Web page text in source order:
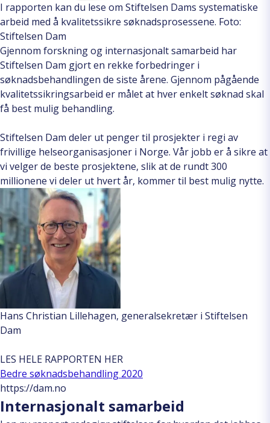
I rapporten kan du lese om Stiftelsen Dams systematiske
arbeid med å kvalitetssikre søknadsprosessene. Foto:
Stiftelsen Dam
Gjennom forskning og internasjonalt samarbeid har
Stiftelsen Dam gjort en rekke forbedringer i
søknadsbehandlingen de siste årene. Gjennom pågående
kvalitetssikringsarbeid er målet at hver enkelt søknad skal
få best mulig behandling.
Hans Christian Lillehagen, generalsekretær i Stiftelsen
Dam
Stiftelsen Dam deler ut penger til prosjekter i regi av
frivillige helseorganisasjoner i Norge. Vår jobb er å sikre at
vi velger de beste prosjektene, slik at de rundt 300
millionene vi deler ut hvert år, kommer til best mulig nytte.
LES HELE RAPPORTEN HER
Bedre søknadsbehandling 2020
https://dam.no
Internasjonalt samarbeid